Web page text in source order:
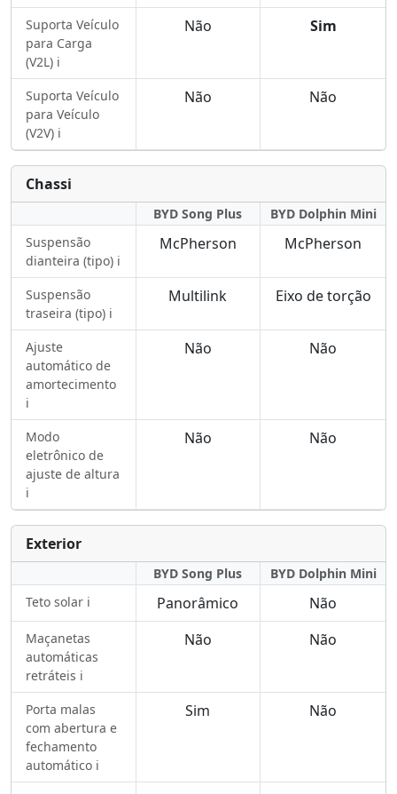
Suporta Veículo
para Carga
(V2L) ℹ️
Não Sim
Suporta Veículo
para Veículo
(V2V) ℹ️
Não Não
Chassi
BYD Song Plus
BYD Dolphin Mini
Suspensão
dianteira (tipo) ℹ️
McPherson McPherson
Suspensão
traseira (tipo) ℹ️
Multilink Eixo de torção
Ajuste
automático de
amortecimento
ℹ️
Não Não
Modo
eletrônico de
ajuste de altura
ℹ️
Não Não
Exterior
BYD Song Plus
BYD Dolphin Mini
Teto solar ℹ️
Panorâmico Não
Maçanetas
automáticas
retráteis ℹ️
Não Não
Porta malas
com abertura e
fechamento
automático ℹ️
Sim Não